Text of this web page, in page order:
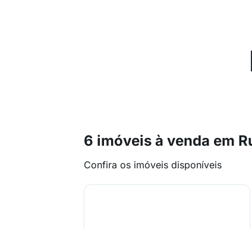
6 imóveis à venda em
Confira os imóveis disponíveis